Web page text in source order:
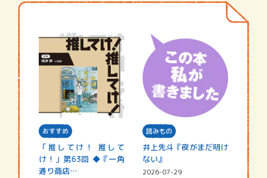
おすすめ
「推してけ！ 推して
け！」第63回 ◆『一角
通り商店…
読みもの
井上先斗『夜がまだ明け
ない』
2026-07-29